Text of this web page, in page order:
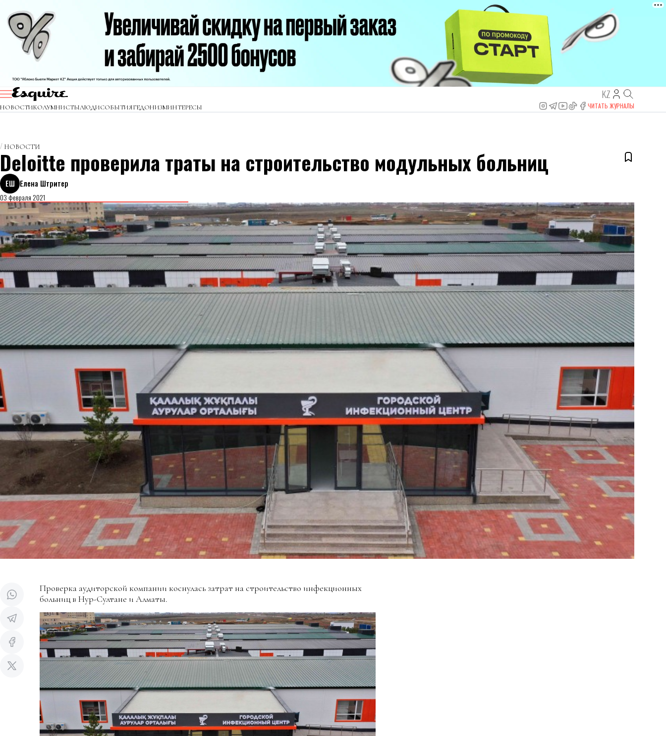
KZ
НОВОСТИКОЛУМНИСТЫЛЮДИСОБЫТИЯГЕДОНИЗМИНТЕРЕСЫ ЧИТАТЬ ЖУРНАЛЫ
НОВОСТИ
Deloitte проверила траты на строительство модульных больниц
ЕШ Елена Штритер
03 февраля 2021
Проверка аудиторской компании коснулась затрат на строительство инфекционных
больниц в Нур-Султане и Алматы.